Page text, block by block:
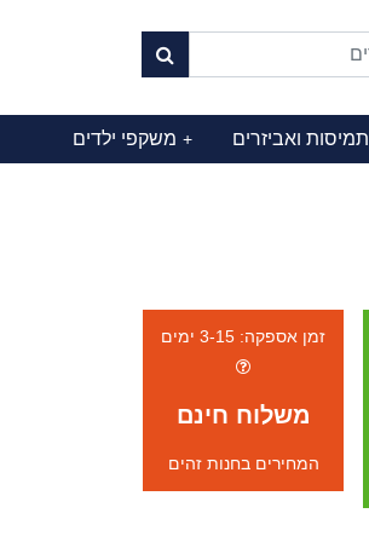
תמיסות ואביזרים משקפי ילדים +
זמן אספקה: 3-15 ימים
משלוח חינם
המחירים בחנות זהים